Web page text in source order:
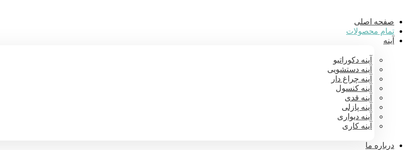
صفحه اصلی
تمام محصولات
آینه
آینه دکوراتیو
آینه دستشویی
آینه چراغ دار
آینه کنسول
آینه قدی
آینه پازلی
آینه دیواری
آینه کاری
درباره ما